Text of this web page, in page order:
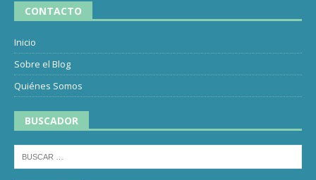
CONTACTO
Inicio
Sobre el Blog
Quiénes Somos
BUSCADOR